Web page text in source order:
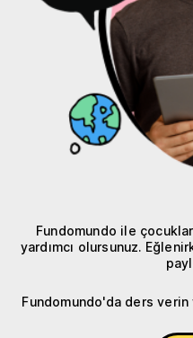
Fundomundo ile
yardımcı olursunuz.
Fundomundo'da ders